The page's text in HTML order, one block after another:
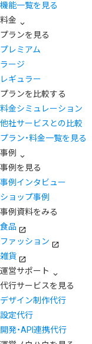
機能一覧を見る
料金
プランを見る
プレミアム
ラージ
レギュラー
プランを比較する
料金シミュレーション
他社サービスとの比較
プラン・料金一覧を見る
事例
事例を見る
事例インタビュー
ショップ事例
事例資料をみる
食品
ファッション
雑貨
運営サポート
代行サービスを見る
デザイン制作代行
設定代行
開発・API連携代行